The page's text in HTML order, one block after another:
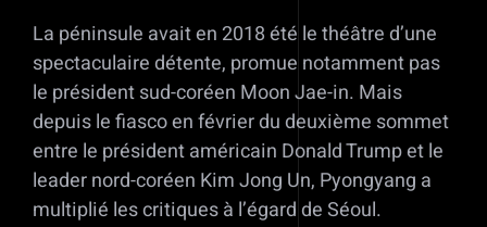
La péninsule avait en 2018 été le théâtre d’une
spectaculaire détente, promue notamment pas
le président sud-coréen Moon Jae-in. Mais
depuis le fiasco en février du deuxième sommet
entre le président américain Donald Trump et le
leader nord-coréen Kim Jong Un, Pyongyang a
multiplié les critiques à l’égard de Séoul.